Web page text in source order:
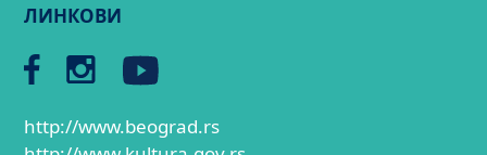
ЛИНКОВИ
http://www.beograd.rs